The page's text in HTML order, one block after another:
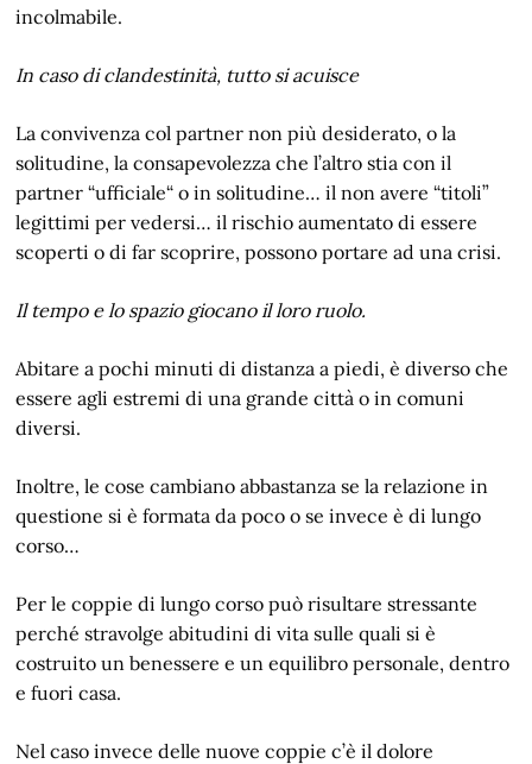
incolmabile.
In caso di clandestinità, tutto si acuisce
La convivenza col partner non più desiderato, o la
solitudine, la consapevolezza che l’altro stia con il
partner “ufficiale“ o in solitudine… il non avere “titoli”
legittimi per vedersi… il rischio aumentato di essere
scoperti o di far scoprire, possono portare ad una crisi.
Il tempo e lo spazio giocano il loro ruolo.
Abitare a pochi minuti di distanza a piedi, è diverso che
essere agli estremi di una grande città o in comuni
diversi.
Inoltre, le cose cambiano abbastanza se la relazione in
questione si è formata da poco o se invece è di lungo
corso…
Per le coppie di lungo corso può risultare stressante
perché stravolge abitudini di vita sulle quali si è
costruito un benessere e un equilibro personale, dentro
e fuori casa.
Nel caso invece delle nuove coppie c’è il dolore